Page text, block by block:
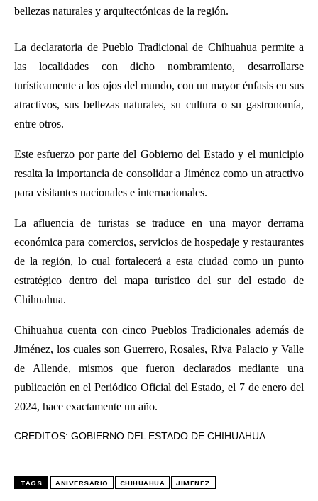
bellezas naturales y arquitectónicas de la región.
La declaratoria de Pueblo Tradicional de Chihuahua permite a
las localidades con dicho nombramiento, desarrollarse
turísticamente a los ojos del mundo, con un mayor énfasis en sus
atractivos, sus bellezas naturales, su cultura o su gastronomía,
entre otros.
Este esfuerzo por parte del Gobierno del Estado y el municipio
resalta la importancia de consolidar a Jiménez como un atractivo
para visitantes nacionales e internacionales.
La afluencia de turistas se traduce en una mayor derrama
económica para comercios, servicios de hospedaje y restaurantes
de la región, lo cual fortalecerá a esta ciudad como un punto
estratégico dentro del mapa turístico del sur del estado de
Chihuahua.
Chihuahua cuenta con cinco Pueblos Tradicionales además de
Jiménez, los cuales son Guerrero, Rosales, Riva Palacio y Valle
de Allende, mismos que fueron declarados mediante una
publicación en el Periódico Oficial del Estado, el 7 de enero del
2024, hace exactamente un año.
CREDITOS: GOBIERNO DEL ESTADO DE CHIHUAHUA
TAGS ANIVERSARIO CHIHUAHUA JIMÉNEZ